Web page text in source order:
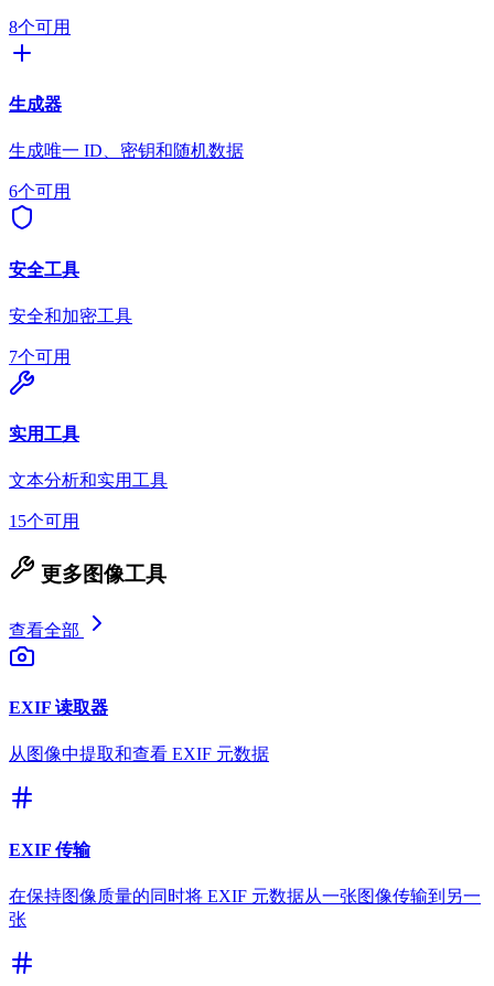
8个可用
生成器
生成唯一 ID、密钥和随机数据
6个可用
安全工具
安全和加密工具
7个可用
实用工具
文本分析和实用工具
15个可用
更多图像工具
查看全部
EXIF 读取器
从图像中提取和查看 EXIF 元数据
EXIF 传输
在保持图像质量的同时将 EXIF 元数据从一张图像传输到另一
张